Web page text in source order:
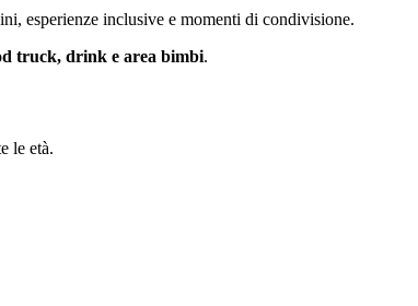
esperienze inclusive e momenti di condivisione.
truck, drink e area bimbi.
le età.